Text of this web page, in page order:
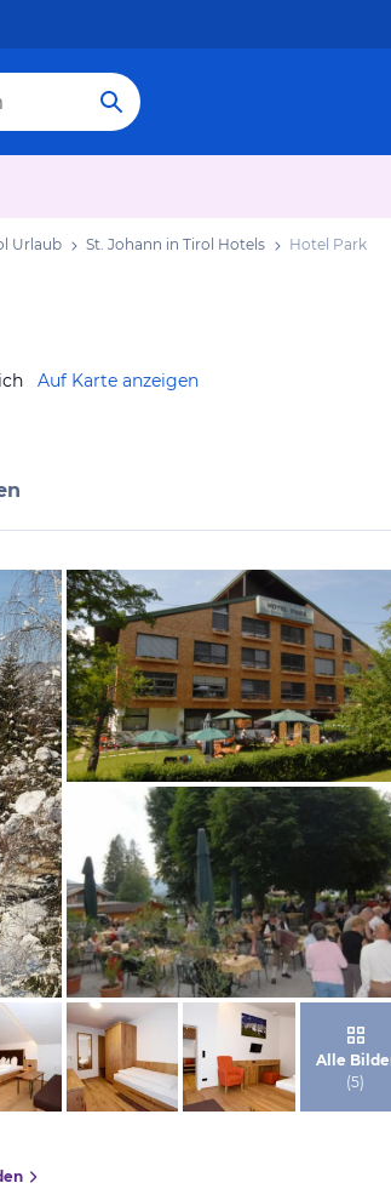
Urlaub St. Johann in Tirol Hotels Hotel Park
Auf Karte anzeigen
von Expedia
von Expedia
Alle
(5)